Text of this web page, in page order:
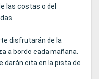
las costas o del
disfrutarán de la
a bordo cada mañana.
darán cita en la pista de